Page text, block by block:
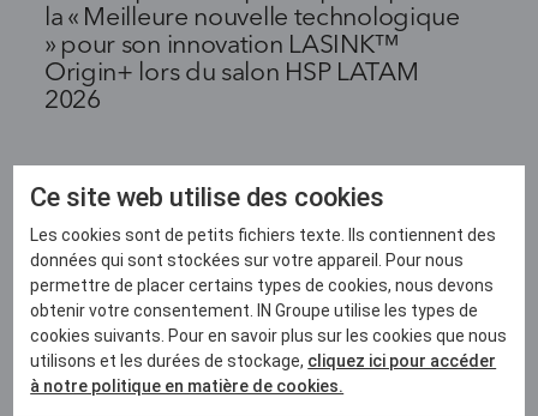
la « Meilleure nouvelle technologique
» pour son innovation LASINK™
Origin+ lors du salon HSP LATAM
2026
Ce site web utilise des cookies
Les cookies sont de petits fichiers texte. Ils contiennent des
données qui sont stockées sur votre appareil. Pour nous
permettre de placer certains types de cookies, nous devons
obtenir votre consentement. IN Groupe utilise les types de
cookies suivants. Pour en savoir plus sur les cookies que nous
utilisons et les durées de stockage, cliquez ici pour accéder
à notre politique en matière de cookies.